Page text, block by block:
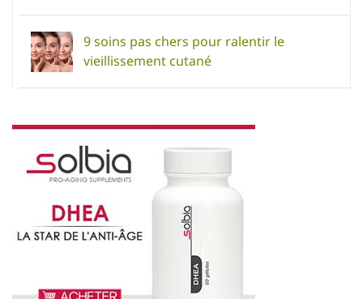
9 soins pas chers pour ralentir le
vieillissement cutané